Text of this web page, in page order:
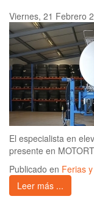
Viernes, 21 Febrero
El especialista en
presente en
Publicado en Ferias
Leer más ...